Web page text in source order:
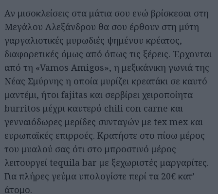
Αν μισοκλείσεις στα μάτια σου ενώ βρίσκεσαι στη
Μεγάλου Αλεξάνδρου θα σου έρθουν στη μύτη
γαργαλιστικές μυρωδιές ψημένου κρέατος,
διαφορετικές όμως από όπως τις ξέρεις. Έρχονται
από τη «Vamos Amigos», η μεξικάνικη γωνιά της
Νέας Σμύρνης η οποία μυρίζει κρεατάκι σε καυτό
μαντέμι, ήτοι fajitas και σερβίρει χειροποίητα
burritos μέχρι καυτερό chili con carne και
γενναιόδωρες μερίδες συνταγών με tex mex και
ευρωπαϊκές επιρροές. Κρατήστε στο πίσω μέρος
του μυαλού σας ότι στο μπροστινό μέρος
λειτουργεί tequila bar με ξεχωριστές μαργαρίτες.
Για πλήρες γεύμα υπολογίστε περί τα 20€ κατ’
άτομο.